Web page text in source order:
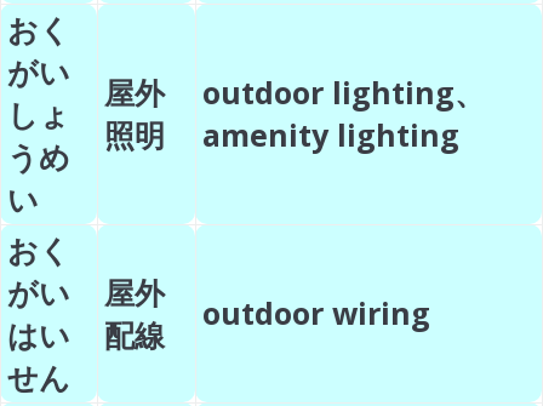
おく
がい
しょ
うめ
い
屋外
照明
outdoor lighting、
amenity lighting
おく
がい
はい
せん
屋外
配線
outdoor wiring